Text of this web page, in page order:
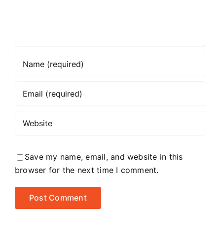
Save my name, email, and website in this
browser for the next time I comment.